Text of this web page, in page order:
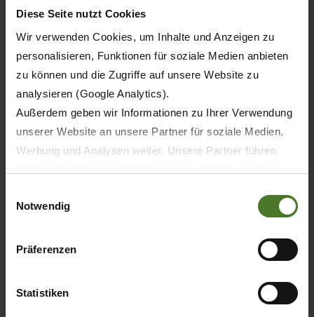
Diese Seite nutzt Cookies
Wir verwenden Cookies, um Inhalte und Anzeigen zu
personalisieren, Funktionen für soziale Medien anbieten
zu können und die Zugriffe auf unsere Website zu
analysieren (Google Analytics).
Außerdem geben wir Informationen zu Ihrer Verwendung
unserer Website an unsere Partner für soziale Medien,
Werbung und Analysen weiter. Unsere Partner führen
sie im Rahmen Ihrer Nutzung der Dienste gesammelt
Wir setzen im Rahmen des Trackings auch Dienstleister
in Drittländern außerhalb der EU mit abweichenden
Datenschutzbestimmungen ein, wodurch das Risiko von
behördlichen Zugriffen bzw. von Kontrollverlust bzgl.
Notwendig
Präferenzen
Statistiken